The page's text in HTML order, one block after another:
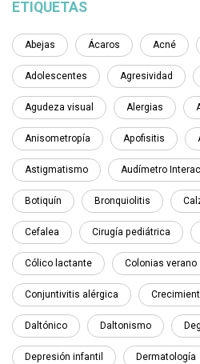
ETIQUETAS
Abejas Ácaros Acné
Adolescentes Agresividad
Agudeza visual Alergias
Anisometropía Apofisitis
Astigmatismo Audímetro
Botiquín Bronquiolitis
Cefalea Cirugía pediátrica
Cólico lactante Colonias verano
Conjuntivitis alérgica
Daltónico Daltonismo
Depresión infantil Dermatología